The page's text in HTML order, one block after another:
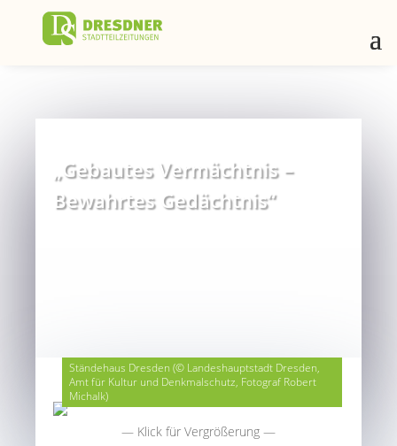
„Gebautes Vermächtnis –
Bewahrtes Gedächtnis“
Ständehaus Dresden (© Landeshauptstadt Dresden,
Amt für Kultur und Denkmalschutz, Fotograf Robert
Michalk)
— Klick für Vergrößerung —